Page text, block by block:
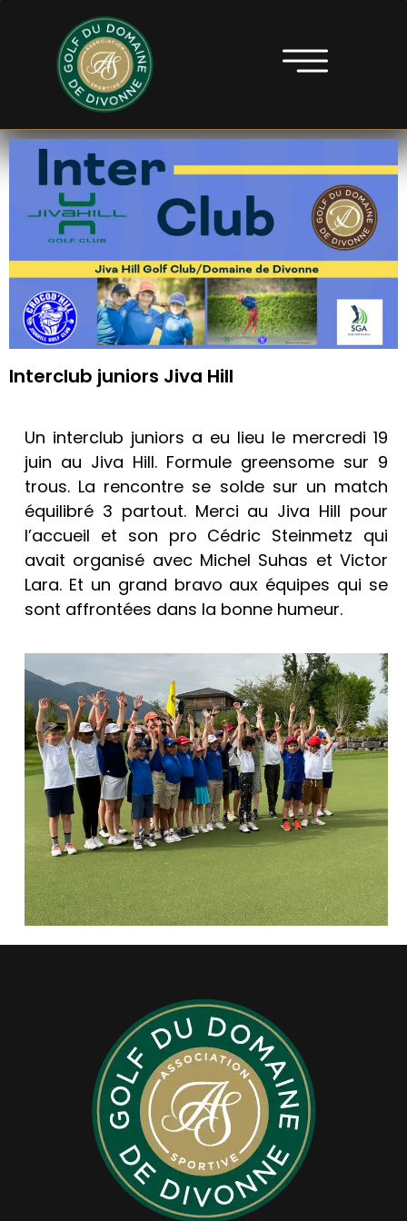
Interclub juniors Jiva Hill
Un interclub juniors a eu lieu le mercredi 19
juin au Jiva Hill. Formule greensome sur 9
trous. La rencontre se solde sur un match
équilibré 3 partout. Merci au Jiva Hill pour
l’accueil et son pro Cédric Steinmetz qui
avait organisé avec Michel Suhas et Victor
Lara. Et un grand bravo aux équipes qui se
sont affrontées dans la bonne humeur.